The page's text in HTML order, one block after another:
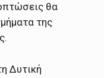
θα
της
Δυτική